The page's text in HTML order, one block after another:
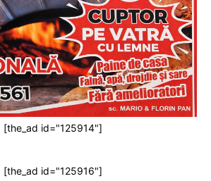
[the_ad id="125914"]
[the_ad id="125916"]